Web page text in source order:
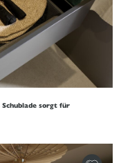
sorgt für